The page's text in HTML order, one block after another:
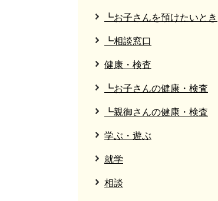
┗お子さんを預けたいとき
┗相談窓口
健康・検査
┗お子さんの健康・検査
┗親御さんの健康・検査
学ぶ・遊ぶ
就学
相談